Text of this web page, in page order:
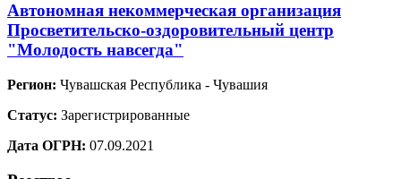
Автономная некоммерческая организация
Просветительско-оздоровительный центр
"Молодость навсегда"
Регион: Чувашская Республика - Чувашия
Статус: Зарегистрированные
Дата ОГРН: 07.09.2021